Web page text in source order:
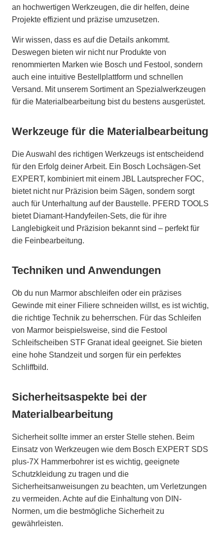
an hochwertigen Werkzeugen, die dir helfen, deine
Projekte effizient und präzise umzusetzen.
Wir wissen, dass es auf die Details ankommt.
Deswegen bieten wir nicht nur Produkte von
renommierten Marken wie Bosch und Festool, sondern
auch eine intuitive Bestellplattform und schnellen
Versand. Mit unserem Sortiment an Spezialwerkzeugen
für die Materialbearbeitung bist du bestens ausgerüstet.
Werkzeuge für die Materialbearbeitung
Die Auswahl des richtigen Werkzeugs ist entscheidend
für den Erfolg deiner Arbeit. Ein Bosch Lochsägen-Set
EXPERT, kombiniert mit einem JBL Lautsprecher FOC,
bietet nicht nur Präzision beim Sägen, sondern sorgt
auch für Unterhaltung auf der Baustelle. PFERD TOOLS
bietet Diamant-Handyfeilen-Sets, die für ihre
Langlebigkeit und Präzision bekannt sind – perfekt für
die Feinbearbeitung.
Techniken und Anwendungen
Ob du nun Marmor abschleifen oder ein präzises
Gewinde mit einer Filiere schneiden willst, es ist wichtig,
die richtige Technik zu beherrschen. Für das Schleifen
von Marmor beispielsweise, sind die Festool
Schleifscheiben STF Granat ideal geeignet. Sie bieten
eine hohe Standzeit und sorgen für ein perfektes
Schliffbild.
Sicherheitsaspekte bei der
Materialbearbeitung
Sicherheit sollte immer an erster Stelle stehen. Beim
Einsatz von Werkzeugen wie dem Bosch EXPERT SDS
plus-7X Hammerbohrer ist es wichtig, geeignete
Schutzkleidung zu tragen und die
Sicherheitsanweisungen zu beachten, um Verletzungen
zu vermeiden. Achte auf die Einhaltung von DIN-
Normen, um die bestmögliche Sicherheit zu
gewährleisten.